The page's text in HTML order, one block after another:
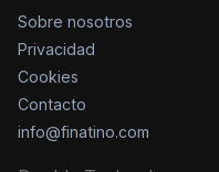
Sobre nosotros
Privacidad
Cookies
Contacto
info@finatino.com